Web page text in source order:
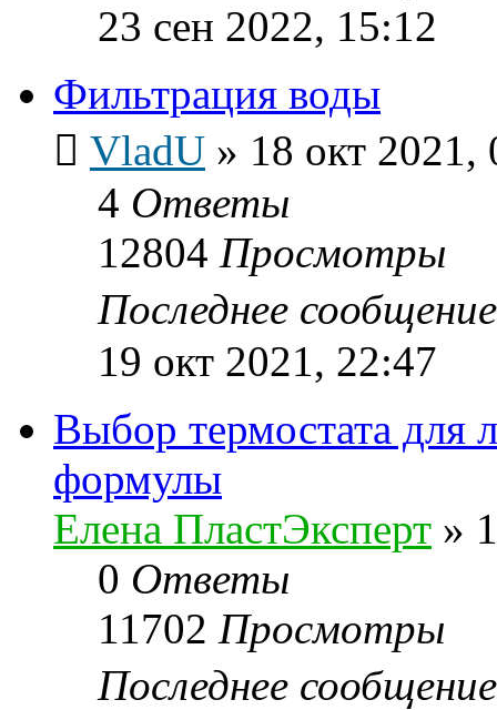
23 сен 2022, 15:12
Фильтрация воды
VladU » 18 окт 2021,
4 Ответы
12804 Просмотры
Последнее
19 окт 2021, 22:47
Выбор термостата для
формулы
Елена ПластЭксперт »
0 Ответы
11702 Просмотры
Последнее